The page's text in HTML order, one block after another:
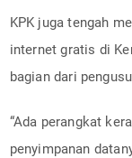
KPK juga tengah
internet gratis di
bagian dari
“Ada perangkat
penyimpanan